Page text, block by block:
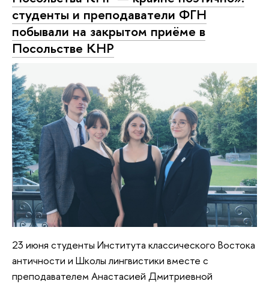
студенты и преподаватели ФГН
побывали на закрытом приёме в
Посольстве КНР
23 июня студенты Института классического Востока
античности и Школы лингвистики вместе с
преподавателем Анастасией Дмитриевной